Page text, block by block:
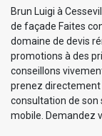
Brun Luigi à
de façade Faites
domaine de devis
promotions à des
conseillons
prenez directement
consultation de son
mobile. Demandez